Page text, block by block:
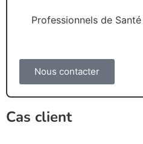
Professionnels de Santé
Nous contacter
Cas client